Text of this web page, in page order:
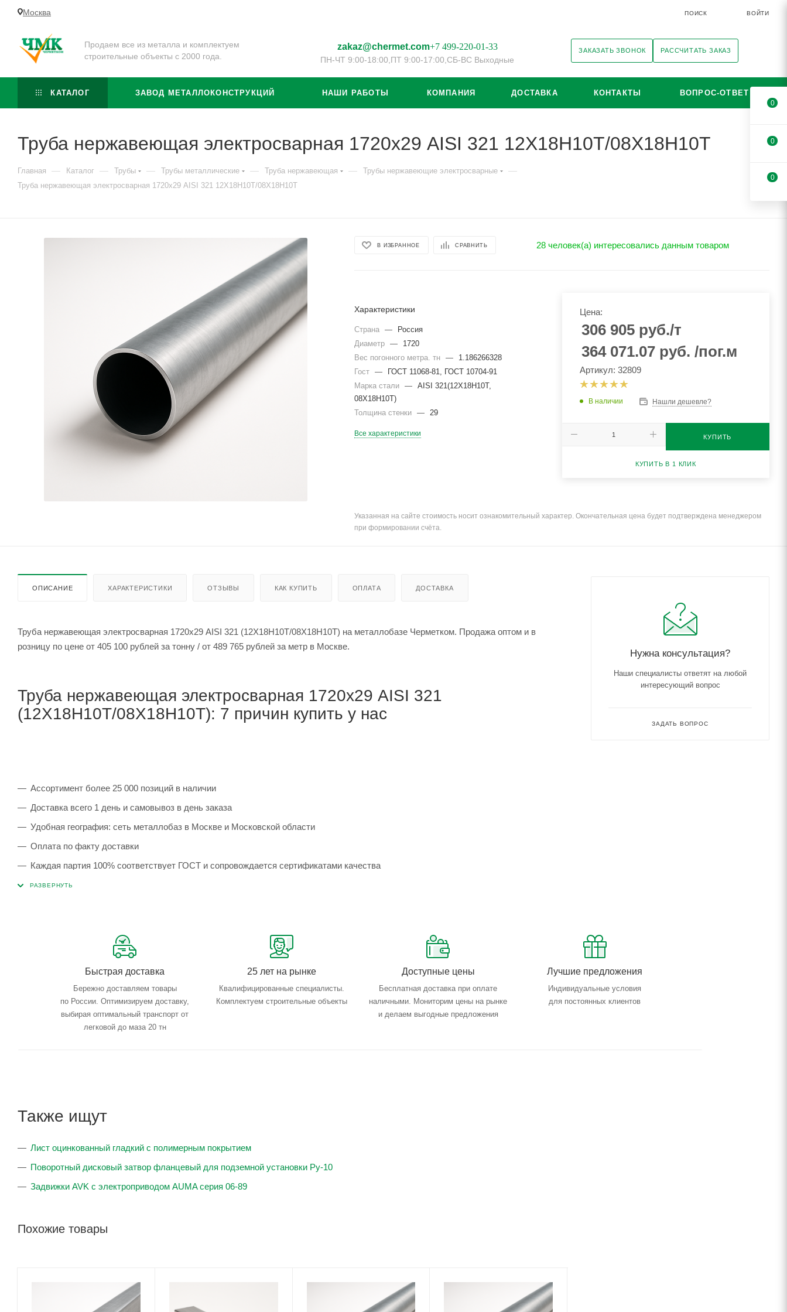
Москва ПОИСК ВОЙТИ
Продаем все из металла и комплектуем
строительные объекты с 2000 года.
zakaz@chermet.com+7 499-220-01-33
ПН-ЧТ 9:00-18:00, ПТ 9:00-17:00, СБ-ВС Выходные
ЗАКАЗАТЬ ЗВОНОК РАССЧИТАТЬ ЗАКАЗ
КАТАЛОГ ЗАВОД МЕТАЛЛОКОНСТРУКЦИЙ НАШИ РАБОТЫ КОМПАНИЯ ДОСТАВКА КОНТАКТЫ ВОПРОС-ОТВЕТ
Труба нержавеющая электросварная 1720х29 AISI 321 12Х18Н10Т/08Х18Н10Т
Главная — Каталог — Трубы — Трубы металлические — Труба нержавеющая — Трубы нержавеющие электросварные —
Труба нержавеющая электросварная 1720х29 AISI 321 12Х18Н10Т/08Х18Н10Т
В ИЗБРАННОЕ СРАВНИТЬ 28 человек(а) интересовались данным товаром
Характеристики
Страна —
Россия
Диаметр
—
1720
Вес погонного метра. тн
—
1.186266328
Гост
—
ГОСТ 11068-81, ГОСТ 10704-91
Марка стали
—
AISI 321(12Х18Н10Т,
08Х18Н10Т)
Толщина стенки
— 29
Все характеристики
Цена:
306 905руб./т
364 071.07 руб. /пог.м
Артикул: 32809
В наличии Нашли дешевле?
КУПИТЬ
КУПИТЬ В 1 КЛИК
Указанная на сайте стоимость носит ознакомительный характер. Окончательная цена будет подтверждена менеджером
при формировании счёта.
ОПИСАНИЕ ХАРАКТЕРИСТИКИ ОТЗЫВЫ КАК КУПИТЬ ОПЛАТА ДОСТАВКА
Труба нержавеющая электросварная 1720х29 AISI 321 (12Х18Н10Т/08Х18Н10Т) на металлобазе Черметком. Продажа оптом и в
розницу по цене от 405 100 рублей за тонну / от 489 765 рублей за метр в Москве.
Труба нержавеющая электросварная 1720х29 AISI 321
(12Х18Н10Т/08Х18Н10Т): 7 причин купить у нас
Ассортимент более 25 000 позиций в наличии
Доставка всего 1 день и самовывоз в день заказа
Удобная география: сеть металлобаз в Москве и Московской области
Оплата по факту доставки
Каждая партия 100% соответствует ГОСТ и сопровождается сертификатами качества
Сервисные услуги: резка, гибка, металлообработка
Быстрая доставка
Бережно доставляем товары
по России. Оптимизируем доставку,
выбирая оптимальный транспорт от
легковой до маза 20 тн
25 лет на рынке
Квалифицированные специалисты.
Комплектуем строительные объекты
Доступные цены
Бесплатная доставка при оплате
наличными. Мониторим цены на рынке
и делаем выгодные предложения
Лучшие предложения
Индивидуальные условия
для постоянных клиентов
Также ищут
Лист оцинкованный гладкий с полимерным покрытием
Поворотный дисковый затвор фланцевый для подземной установки Ру-10
Задвижки AVK с электроприводом AUMA серия 06-89
Похожие товары
Нужна консультация?
Наши специалисты ответят на любой
интересующий вопрос
ЗАДАТЬ ВОПРОС
0
0
0